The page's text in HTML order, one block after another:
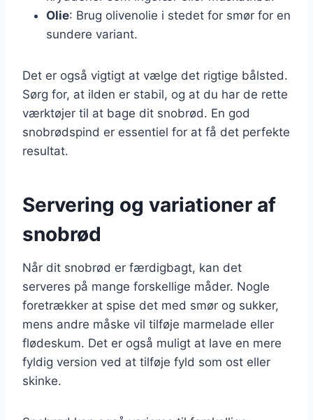
Olie: Brug olivenolie i stedet for smør for en
sundere variant.
Det er også vigtigt at vælge det rigtige bålsted.
Sørg for, at ilden er stabil, og at du har de rette
værktøjer til at bage dit snobrød. En god
snobrødspind er essentiel for at få det perfekte
resultat.
Servering og variationer af
snobrød
Når dit snobrød er færdigbagt, kan det
serveres på mange forskellige måder. Nogle
foretrækker at spise det med smør og sukker,
mens andre måske vil tilføje marmelade eller
flødeskum. Det er også muligt at lave en mere
fyldig version ved at tilføje fyld som ost eller
skinke.